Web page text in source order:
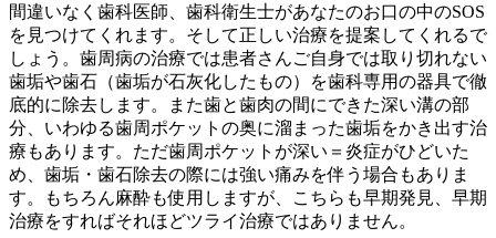
間違いなく歯科医師、歯科衛生士があなたのお口の中のSOS
を見つけてくれます。そして正しい治療を提案してくれるで
しょう。歯周病の治療では患者さんご自身では取り切れない
歯垢や歯石（歯垢が石灰化したもの）を歯科専用の器具で徹
底的に除去します。また歯と歯肉の間にできた深い溝の部
分、いわゆる歯周ポケットの奥に溜まった歯垢をかき出す治
療もあります。ただ歯周ポケットが深い＝炎症がひどいた
め、歯垢・歯石除去の際には強い痛みを伴う場合もありま
す。もちろん麻酔も使用しますが、こちらも早期発見、早期
治療をすればそれほどツライ治療ではありません。